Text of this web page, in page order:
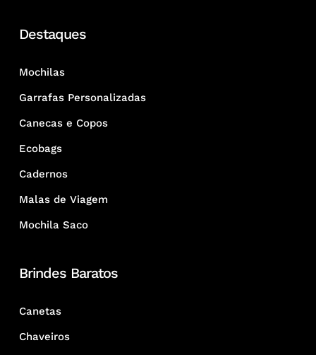
Destaques
Mochilas
Garrafas Personalizadas
Canecas e Copos
Ecobags
Cadernos
Malas de Viagem
Mochila Saco
Brindes Baratos
Canetas
Chaveiros